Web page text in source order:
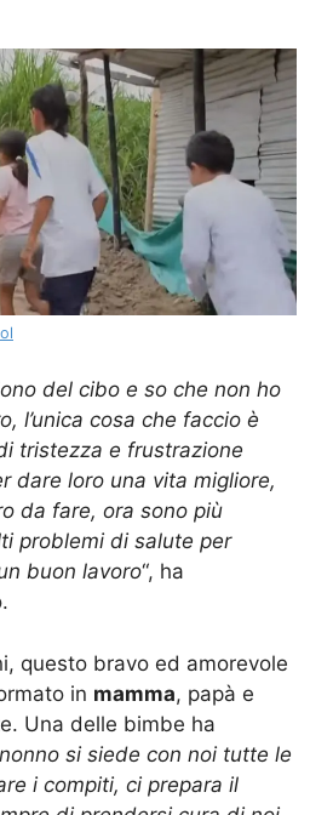
del cibo e so che non ho
l’unica cosa che faccio è
tristezza e frustrazione
dare loro una vita migliore,
da fare, ora sono più
problemi di salute per
buon lavoro“, ha
questo bravo ed amorevole
in mamma, papà e
Una delle bimbe ha
si siede con noi tutte le
i compiti, ci prepara il